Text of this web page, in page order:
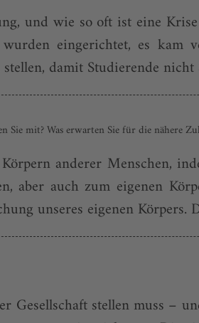
und wie so oft ist eine
eingerichtet, es kam
damit Studierende
Sie mit? Was erwarten Sie für die nähere
anderer Menschen,
aber auch zum eigenen
unseres eigenen Körpers.
Gesellschaft stellen muss –